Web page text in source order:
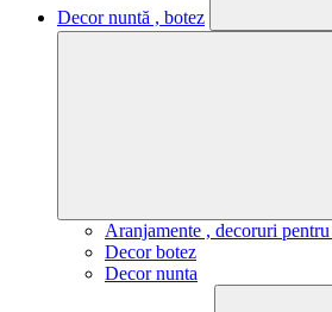
Decor nuntă , botez
Aranjamente , decoruri
Decor botez
Decor nunta